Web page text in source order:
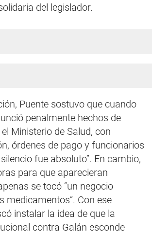
del legislador.
Puente sostuvo que cuando
penalmente hechos de
Ministerio de Salud, con
órdenes de pago y funcionarios
fue absoluto”. En cambio,
para que aparecieran
se tocó “un negocio
medicamentos”. Con ese
instalar la idea de que la
contra Galán esconde